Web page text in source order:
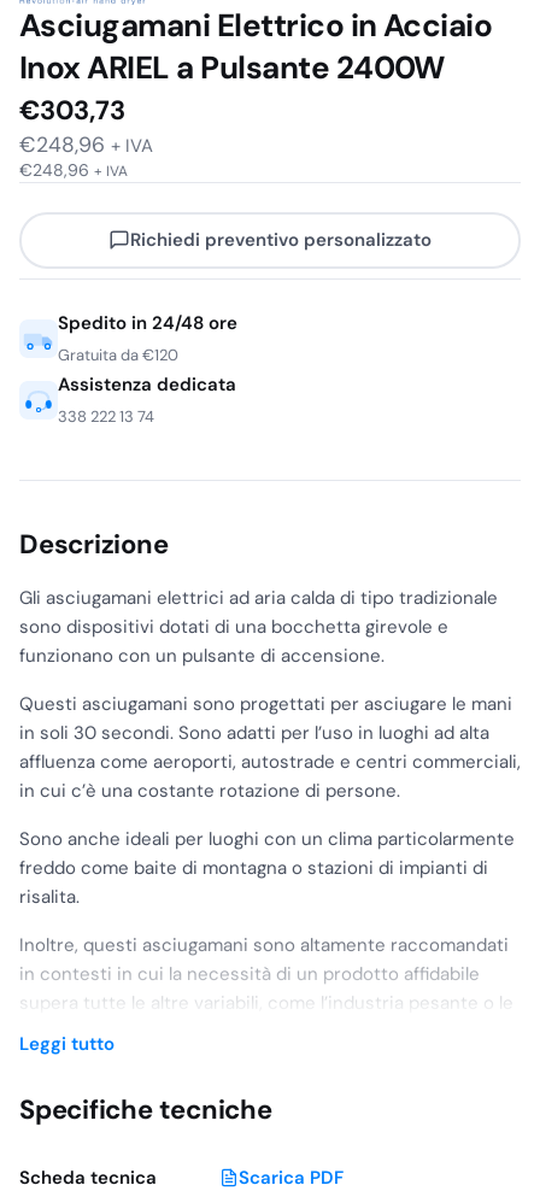
Asciugamani Elettrico in Acciaio
Inox ARIEL a Pulsante 2400W
€303,73
€248,96 + IVA
€248,96 + IVA
Richiedi preventivo personalizzato
Spedito in 24/48 ore
Gratuita da €120
Assistenza dedicata
338 222 13 74
Descrizione
Gli asciugamani elettrici ad aria calda di tipo tradizionale
sono dispositivi dotati di una bocchetta girevole e
funzionano con un pulsante di accensione.
Questi asciugamani sono progettati per asciugare le mani
in soli 30 secondi. Sono adatti per l’uso in luoghi ad alta
affluenza come aeroporti, autostrade e centri commerciali,
in cui c’è una costante rotazione di persone.
Sono anche ideali per luoghi con un clima particolarmente
freddo come baite di montagna o stazioni di impianti di
risalita.
Inoltre, questi asciugamani sono altamente raccomandati
in contesti in cui la necessità di un prodotto affidabile
supera tutte le altre variabili, come l’industria pesante o le
strutture penitenziarie. In queste situazioni, le prestazioni
tradizionali e l’affidabilità del prodotto sono fondamentali.
Disponibile nei colori Bianco – Lucido – Satinato
Leggi tutto
Specifiche tecniche
Scheda tecnica Scarica PDF